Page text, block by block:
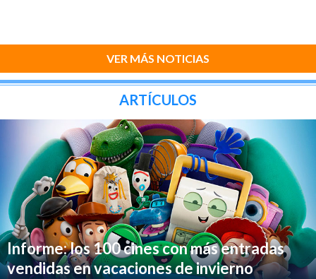
VER MÁS NOTICIAS
ARTÍCULOS
Informe: los 100 cines con más entradas
vendidas en vacaciones de invierno